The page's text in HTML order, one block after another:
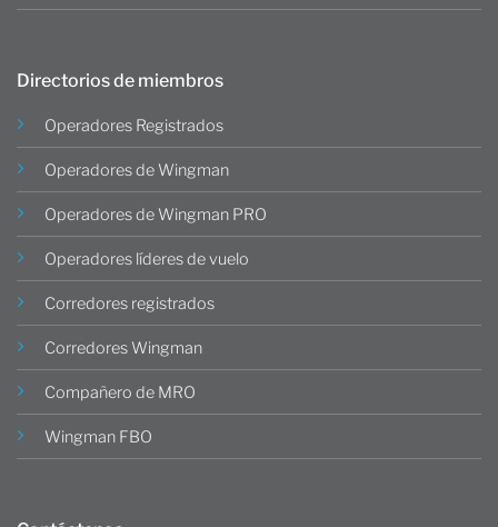
Directorios de miembros
Operadores Registrados
Operadores de Wingman
Operadores de Wingman PRO
Operadores líderes de vuelo
Corredores registrados
Corredores Wingman
Compañero de MRO
Wingman FBO